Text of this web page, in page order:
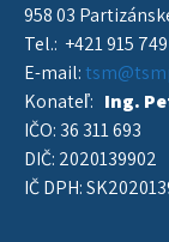
958 03
Tel.: +421 915
E-mail:
Konateľ: Ing.
IČO: 36 311 693
DIČ: 2020139902
IČ DPH: